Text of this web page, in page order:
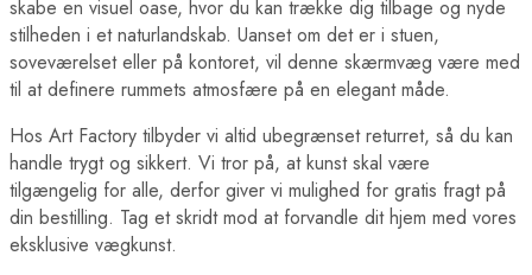
skabe en visuel oase, hvor du kan trække dig tilbage og nyde
stilheden i et naturlandskab. Uanset om det er i stuen,
soveværelset eller på kontoret, vil denne skærmvæg være med
til at definere rummets atmosfære på en elegant måde.
Hos Art Factory tilbyder vi altid ubegrænset returret, så du kan
handle trygt og sikkert. Vi tror på, at kunst skal være
tilgængelig for alle, derfor giver vi mulighed for gratis fragt på
din bestilling. Tag et skridt mod at forvandle dit hjem med vores
eksklusive vægkunst.